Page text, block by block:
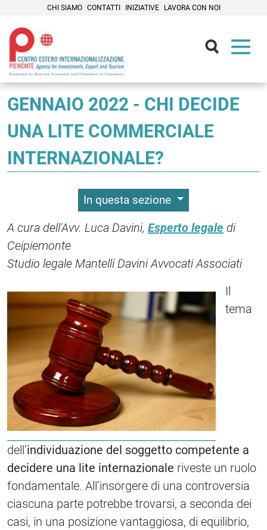
CHI SIAMO CONTATTI INIZIATIVE LAVORA CON NOI
GENNAIO 2022 - CHI DECIDE
UNA LITE COMMERCIALE
INTERNAZIONALE?
In questa sezione
A cura dell'Avv. Luca Davini, Esperto legale di
Ceipiemonte
Studio legale Mantelli Davini Avvocati Associati
Il
tema
dell’individuazione del soggetto competente a
decidere una lite internazionale riveste un ruolo
fondamentale. All’insorgere di una controversia
ciascuna parte potrebbe trovarsi, a seconda dei
casi, in una posizione vantaggiosa, di equilibrio,